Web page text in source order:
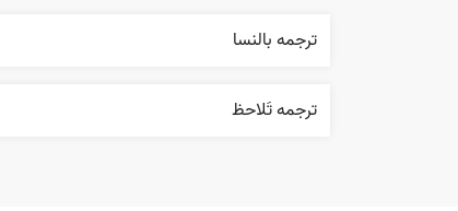
ترجمه بالنسا
ترجمه تَلاحظ